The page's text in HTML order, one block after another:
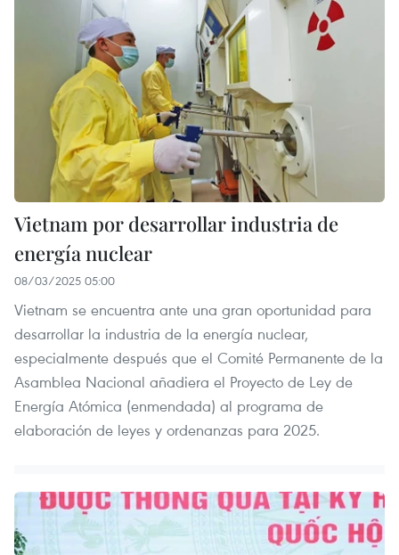
Vietnam por desarrollar industria de
energía nuclear
08/03/2025 05:00
Vietnam se encuentra ante una gran oportunidad para
desarrollar la industria de la energía nuclear,
especialmente después que el Comité Permanente de la
Asamblea Nacional añadiera el Proyecto de Ley de
Energía Atómica (enmendada) al programa de
elaboración de leyes y ordenanzas para 2025.